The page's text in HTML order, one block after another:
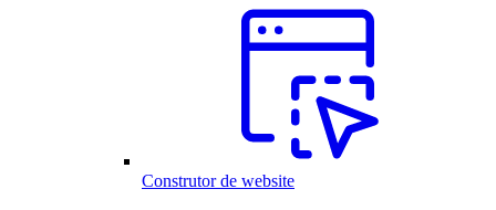
Construtor de website